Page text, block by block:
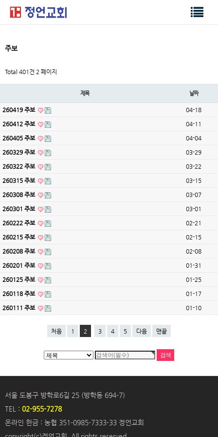
주보
Total 401건 2 페이지
제목 날짜
260419 주보 04-18
260412 주보 04-11
260405 주보 04-04
260329 주보 03-29
260322 주보 03-22
260315 주보 03-15
260308 주보 03-07
260301 주보 03-01
260222 주보 02-21
260215 주보 02-15
260208 주보 02-08
260201 주보 01-31
260125 주보 01-25
260118 주보 01-17
260111 주보 01-10
처음 1 2 3 4 5 다음 맨끝
서울 도봉구 방학로6길 25 (방학동 694-7)
TEL : 02-955-7278
온라인 헌금 : 농협 351-0985-7333-33 정언교회